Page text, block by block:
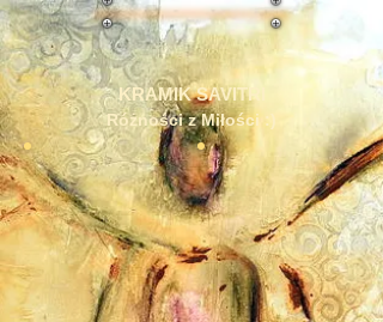
KRAMIK SAVITRI
Różności z Miłości :)